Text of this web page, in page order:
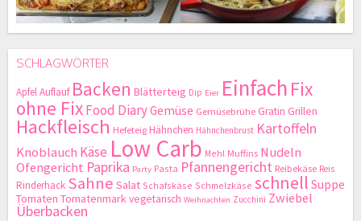
SCHLAGWÖRTER
ApfelAuflauf Backen Blätterteig Dip Eier Einfach Fix
ohne FixFood DiaryGemüse Gemüsebrühe Gratin Grillen
Hackfleisch Hefeteig Hähnchen Hähnchenbrust Kartoffeln
Knoblauch Käse Low Carb Mehl Muffins Nudeln
Ofengericht Paprika Party Pasta Pfannengericht Reibekäse Reis
Rinderhack Sahne Salat Schafskäse Schmelzkäse schnell Suppe
Tomaten Tomatenmarkvegetarisch Weihnachten Zucchini Zwiebel
Überbacken